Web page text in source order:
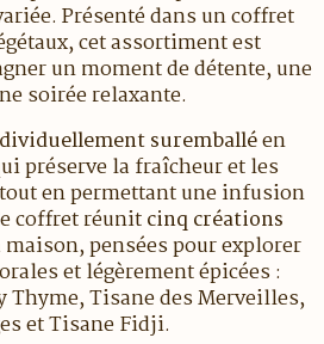
Présenté dans un coffret
cet assortiment est
un moment de détente, une
soirée relaxante.
suremballéen
préserve la fraîcheur et les
en permettant une infusion
coffret réunitcinq créations
maison, pensées pour explorer
et légèrement épicées :
Thyme, Tisane des Merveilles,
et Tisane Fidji.